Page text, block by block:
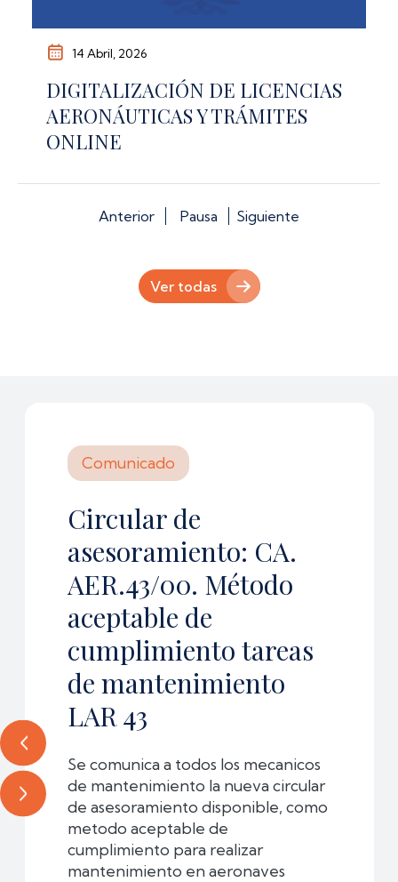
14 Abril, 2026
DIGITALIZACIÓN DE LICENCIAS
AERONÁUTICAS Y TRÁMITES
ONLINE
Anterior Pausa Siguiente
Ver todas
Comunicado
Circular de
asesoramiento: CA.
AER.43/00. Método
aceptable de
cumplimiento tareas
de mantenimiento
LAR 43
Se comunica a todos los mecanicos
de mantenimiento la nueva circular
de asesoramiento disponible, como
metodo aceptable de
cumplimiento para realizar
mantenimiento en aeronaves